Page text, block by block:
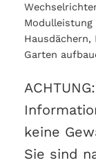
Hausdächern,
Garten
keine
Sie sind